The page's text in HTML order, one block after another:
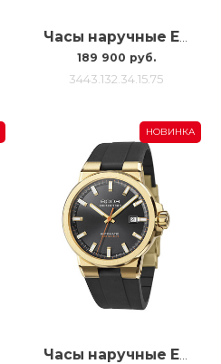
189 900 руб.
3443.132.34.15.75
НОВИНКА